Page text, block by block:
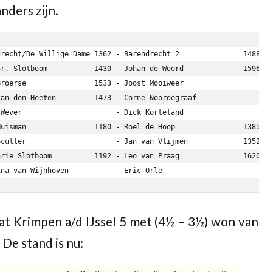
zijn.
De Willige Dame 1362 - Barendrecht 2
Krimpen a/d IJssel 5 met (4½ – 3½) won
stand is nu: